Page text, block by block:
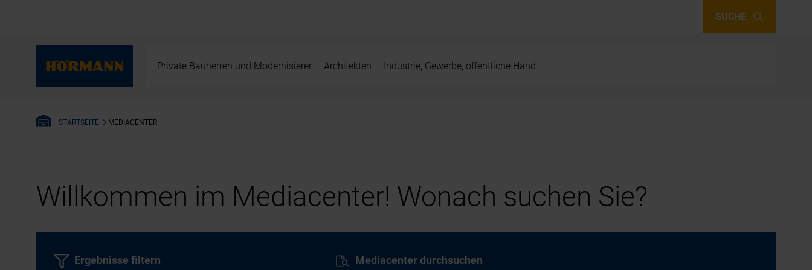
SUCHE
Private Bauherren und Modernisierer Architekten Industrie, Gewerbe, öffentliche Hand
STARTSEITE MEDIACENTER
Willkommen im Mediacenter! Wonach suchen Sie?
Mediacenter durchsuchen
Ergebnisse filtern